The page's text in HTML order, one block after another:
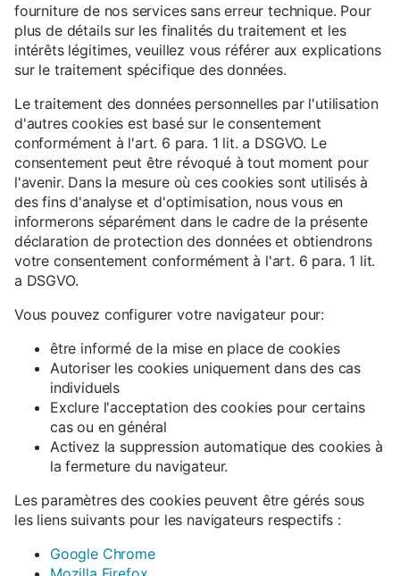
fourniture de nos services sans erreur technique. Pour
plus de détails sur les finalités du traitement et les
intérêts légitimes, veuillez vous référer aux explications
sur le traitement spécifique des données.
Le traitement des données personnelles par l'utilisation
d'autres cookies est basé sur le consentement
conformément à l'art. 6 para. 1 lit. a DSGVO. Le
consentement peut être révoqué à tout moment pour
l'avenir. Dans la mesure où ces cookies sont utilisés à
des fins d'analyse et d'optimisation, nous vous en
informerons séparément dans le cadre de la présente
déclaration de protection des données et obtiendrons
votre consentement conformément à l'art. 6 para. 1 lit.
a DSGVO.
Vous pouvez configurer votre navigateur pour:
être informé de la mise en place de cookies
Autoriser les cookies uniquement dans des cas
individuels
Exclure l'acceptation des cookies pour certains
cas ou en général
Activez la suppression automatique des cookies à
la fermeture du navigateur.
Les paramètres des cookies peuvent être gérés sous
les liens suivants pour les navigateurs respectifs :
Google Chrome